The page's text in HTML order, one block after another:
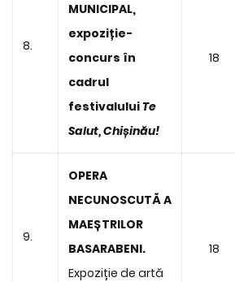
8.
MUNICIPAL,
expoziție-
concurs în
cadrul
festivaluluiTe
Salut, Chișinău!
18
9.
OPERA
NECUNOSCUTĂ A
MAEȘTRILOR
BASARABENI.
Expoziție de artă
18